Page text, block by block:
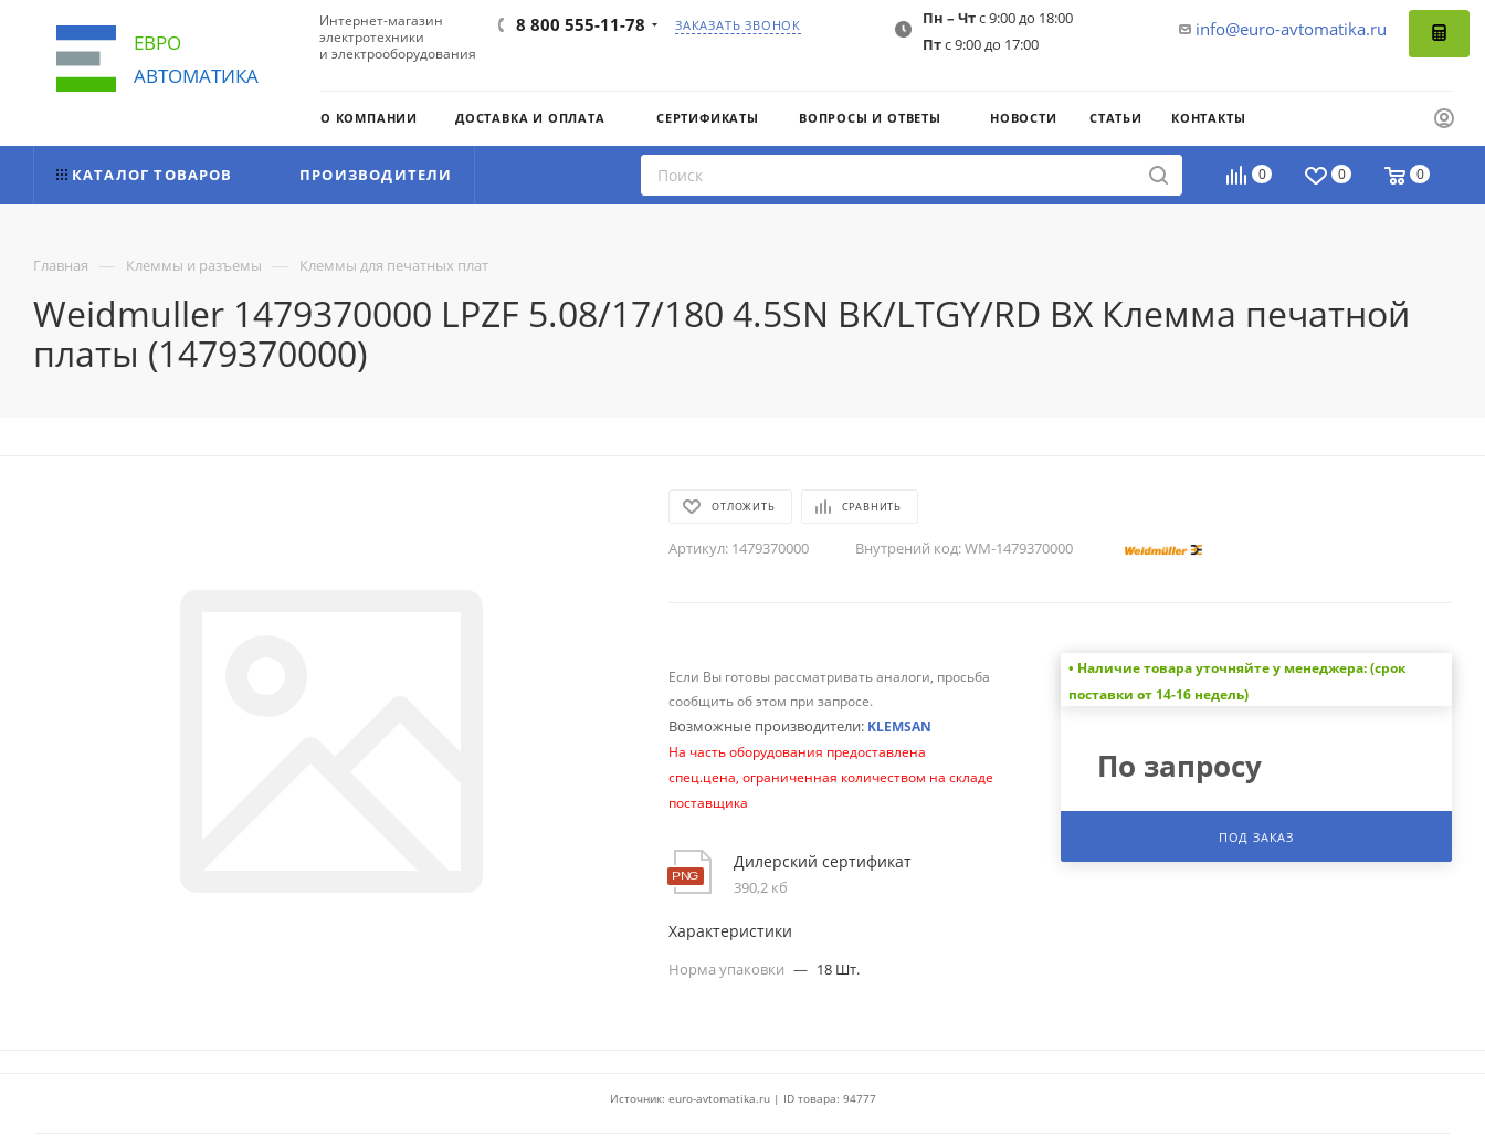
ЕВРО
АВТОМАТИКА
Интернет-магазин
электротехники
и электрооборудования
8 800 555-11-78 ЗАКАЗАТЬ ЗВОНОК info@euro-avtomatika.ru
Пн – Чтс 9:00 до 18:00
Птс 9:00 до 17:00
О КОМПАНИИ ДОСТАВКА И ОПЛАТА СЕРТИФИКАТЫ ВОПРОСЫ И ОТВЕТЫ НОВОСТИ СТАТЬИ КОНТАКТЫ
0 0 0
КАТАЛОГ ТОВАРОВ ПРОИЗВОДИТЕЛИ
Главная — Клеммы и разъемы — Клеммы для печатных плат
Weidmuller 1479370000 LPZF 5.08/17/180 4.5SN BK/LTGY/RD BX Клемма печатной
платы (1479370000)
ОТЛОЖИТЬ СРАВНИТЬ
Артикул: 1479370000 Внутрений код:WM-1479370000
Если Вы готовы рассматривать аналоги, просьба
сообщить об этом при запросе.
Возможные производители: KLEMSAN
На часть оборудования предоставлена
спец.цена, ограниченная количеством на складе
поставщика
Дилерский сертификат
390,2 кб
Характеристики
Норма упаковки — 18 Шт.
• Наличие товара уточняйте у менеджера: (срок
поставки от 14-16 недель)
По запросу
ПОД ЗАКАЗ
Источник: euro-avtomatika.ru | ID товара: 94777